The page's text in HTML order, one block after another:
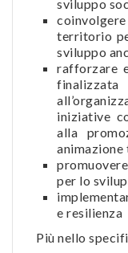
sviluppo
territorio
sviluppo
rafforzare
iniziative
alla
per lo
e resilienza
Più nello